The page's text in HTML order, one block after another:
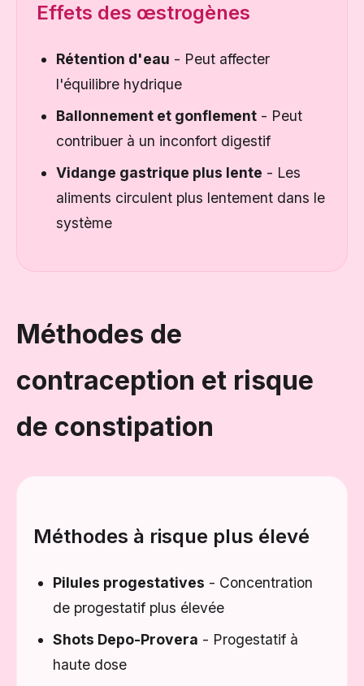
Effets des œstrogènes
Rétention d'eau - Peut affecter
l'équilibre hydrique
Ballonnement et gonflement - Peut
contribuer à un inconfort digestif
Vidange gastrique plus lente - Les
aliments circulent plus lentement dans le
système
Méthodes de
contraception et risque
de constipation
Méthodes à risque plus élevé
Pilules progestatives - Concentration
de progestatif plus élevée
Shots Depo-Provera - Progestatif à
haute dose